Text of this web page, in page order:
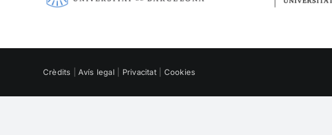
Crèdits |Avís legal| Privacitat| Cookies